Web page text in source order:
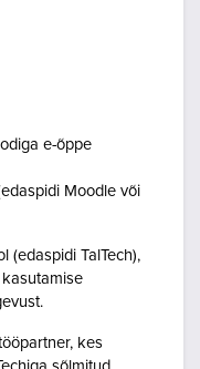
e-õppe
Moodle või
(edaspidi TalTech),
kes